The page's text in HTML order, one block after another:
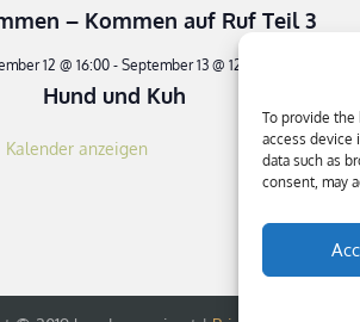
To provide
access device
data such as
consent, may
– Kommen auf Ruf Teil 3
12 @ 16:00- September 13 @ 12:30
Hund und Kuh
Kalender anzeigen